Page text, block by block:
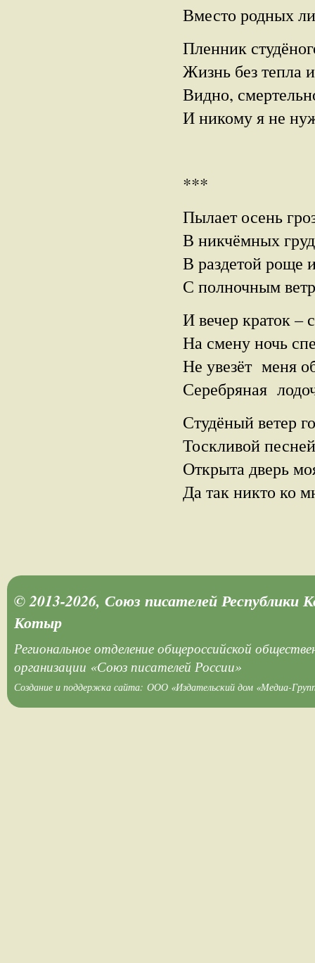
Вместо родных
Пленник
Жизнь без тепла
Видно,
И никому я не
***
Пылает осень
В никчёмных
В раздетой роще
С полночным
И вечер краток –
На смену ночь
Не увезёт меня
Серебряная
Студёный ветер
Тоскливой
Открыта дверь
Да так никто ко
© 2013-2026, Союз писателей Республики
Котыр
Региональное отделение общероссийской
организации «Союз писателей России»
Создание и поддержка сайта: ООО «Издательский дом «Медиа-